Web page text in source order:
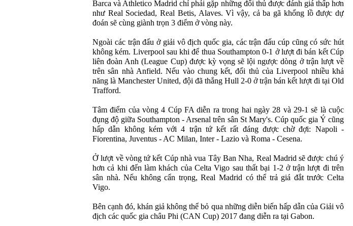
Barca và Athletico Madrid chỉ phải gặp những đối thủ được đánh giá thấp hơn
như Real Sociedad, Real Betis, Alaves. Vì vậy, cả ba gã khổng lồ được dự
đoán sẽ cùng giành trọn 3 điểm ở vòng này.
Ngoài các trận đấu ở giải vô địch quốc gia, các trận đấu cúp cũng có sức hút
không kém. Liverpool sau khi để thua Southampton 0-1 ở lượt đi bán kết Cúp
liên đoàn Anh (League Cup) được kỳ vọng sẽ lội ngược dòng ở trận lượt về
trên sân nhà Anfield. Nếu vào chung kết, đối thủ của Liverpool nhiều khả
năng là Manchester United, đội đã thắng Hull 2-0 ở trận bán kết lượt đi tại Old
Trafford.
Tâm điểm của vòng 4 Cúp FA diễn ra trong hai ngày 28 và 29-1 sẽ là cuộc
đụng độ giữa Southampton - Arsenal trên sân St Mary's. Cúp quốc gia Ý cũng
hấp dẫn không kém với 4 trận tứ kết rất đáng được chờ đợi: Napoli -
Fiorentina, Juventus - AC Milan, Inter - Lazio và Roma - Cesena.
Ở lượt về vòng tứ kết Cúp nhà vua Tây Ban Nha, Real Madrid sẽ được chú ý
hơn cả khi đến làm khách của Celta Vigo sau thất bại 1-2 ở trận lượt đi trên
sân nhà. Nếu không cẩn trọng, Real Madrid có thể trả giá đắt trước Celta
Vigo.
Bên cạnh đó, khán giả không thể bỏ qua những diễn biến hấp dẫn của Giải vô
địch các quốc gia châu Phi (CAN Cup) 2017 đang diễn ra tại Gabon.